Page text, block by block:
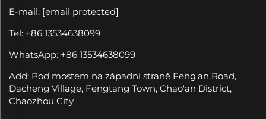
E-mail: [email protected]
Tel: +86 13534638099
WhatsApp: +86 13534638099
Add: Pod mostem na západní straně Feng'an Road,
Dacheng Village, Fengtang Town, Chao'an District,
Chaozhou City